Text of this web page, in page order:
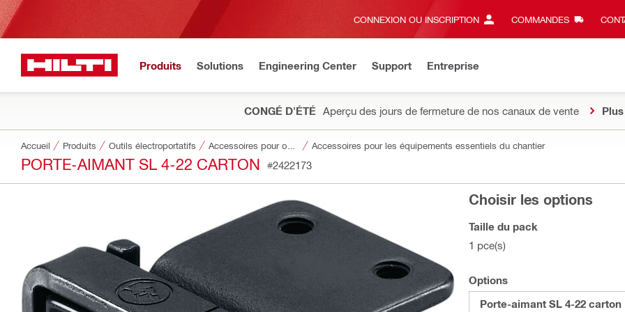
CONNEXION OU INSCRIPTION COMMANDES
Produits Solutions Engineering Center Support Entreprise
CONGÉ D'ÉTÉ Aperçu des jours de fermeture de nos canaux de vente
Accueil Produits Outils électroportatifs Accessoires pour les équipements essentiels du chantier
PORTE-AIMANT SL 4-22 CARTON #2422173
Choisir les options
Taille du pack
1 pce(s)
Options
Porte-aimant SL 4-22 carton